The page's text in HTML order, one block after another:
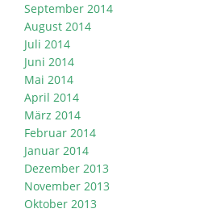
September 2014
August 2014
Juli 2014
Juni 2014
Mai 2014
April 2014
März 2014
Februar 2014
Januar 2014
Dezember 2013
November 2013
Oktober 2013